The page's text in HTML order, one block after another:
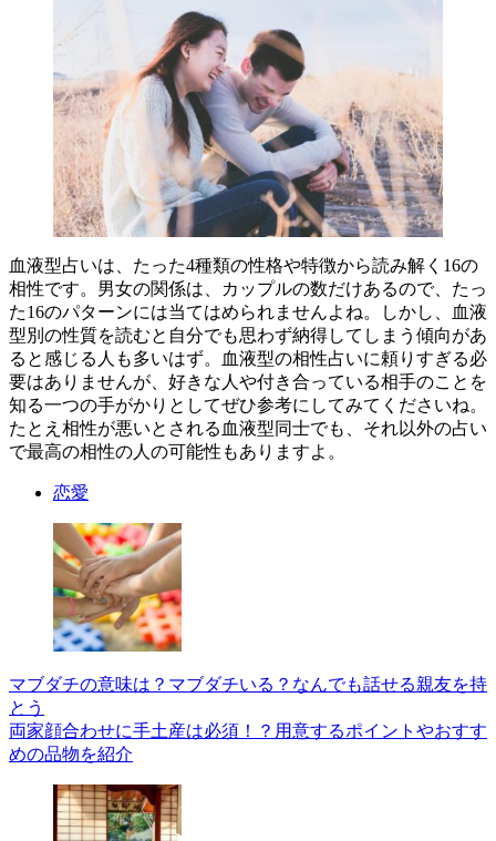
血液型占いは、たった4種類の性格や特徴から読み解く16の
相性です。男女の関係は、カップルの数だけあるので、たっ
た16のパターンには当てはめられませんよね。しかし、血液
型別の性質を読むと自分でも思わず納得してしまう傾向があ
ると感じる人も多いはず。血液型の相性占いに頼りすぎる必
要はありませんが、好きな人や付き合っている相手のことを
知る一つの手がかりとしてぜひ参考にしてみてくださいね。
たとえ相性が悪いとされる血液型同士でも、それ以外の占い
で最高の相性の人の可能性もありますよ。
恋愛
マブダチの意味は？マブダチいる？なんでも話せる親友を持
とう
両家顔合わせに手土産は必須！？用意するポイントやおすす
めの品物を紹介